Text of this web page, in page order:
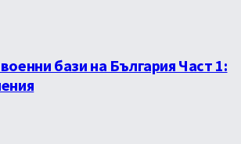
бази на България Част 1: